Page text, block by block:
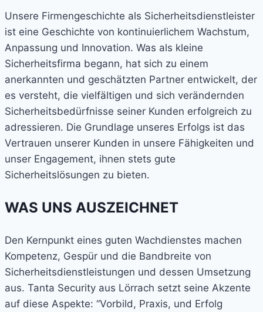
Unsere Firmengeschichte als Sicherheitsdienstleister
ist eine Geschichte von kontinuierlichem Wachstum,
Anpassung und Innovation. Was als kleine
Sicherheitsfirma begann, hat sich zu einem
anerkannten und geschätzten Partner entwickelt, der
es versteht, die vielfältigen und sich verändernden
Sicherheitsbedürfnisse seiner Kunden erfolgreich zu
adressieren. Die Grundlage unseres Erfolgs ist das
Vertrauen unserer Kunden in unsere Fähigkeiten und
unser Engagement, ihnen stets gute
Sicherheitslösungen zu bieten.
WAS UNS AUSZEICHNET
Den Kernpunkt eines guten Wachdienstes machen
Kompetenz, Gespür und die Bandbreite von
Sicherheitsdienstleistungen und dessen Umsetzung
aus. Tanta Security aus Lörrach setzt seine Akzente
auf diese Aspekte: “Vorbild, Praxis, und Erfolg